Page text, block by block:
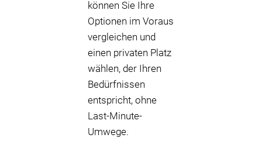
können Sie Ihre
Optionen im Voraus
vergleichen und
einen privaten Platz
wählen, der Ihren
Bedürfnissen
entspricht, ohne
Last-Minute-
Umwege.